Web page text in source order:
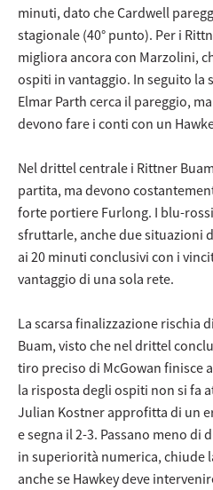
minuti, dato che Cardwell
stagionale (40° punto). Per i
migliora ancora con Marzolini,
ospiti in vantaggio. In seguito la
Elmar Parth cerca il pareggio,
devono fare i conti con un
Nel drittel centrale i Rittner
partita, ma devono
forte portiere Furlong. I blu-
sfruttarle, anche due situazioni
ai 20 minuti conclusivi con i
vantaggio di una sola rete.
La scarsa finalizzazione rischia
Buam, visto che nel drittel
tiro preciso di McGowan finisce
la risposta degli ospiti non si fa
Julian Kostner approfitta di un
e segna il 2-3. Passano meno di
in superiorità numerica, chiude
anche se Hawkey deve